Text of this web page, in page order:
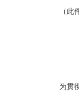
（此件
为贯彻